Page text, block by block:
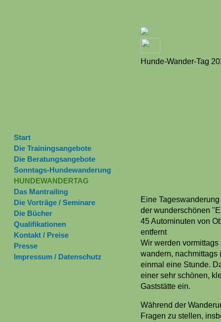
Start
Die Trainingsangebote
Die Beratungsangebote
Sonntags-Hundewanderung
HUNDEWANDERTAG
Das Mantrailing
Die Vorträge / Seminare
Die Bücher
Qualifikationen
Kontakt / Preise
Presse
Impressum / Datenschutz
Hunde-Wander-Tag
Eine
der wunderschönen
45 Autominuten von
entfernt
Wir werden
wandern, nachmittags
einmal eine Stunde.
einer sehr schönen,
Gaststätte ein.
Während der
Fragen zu stellen,